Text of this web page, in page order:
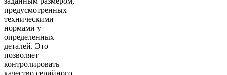
предусмотренных
техническими
нормами у
определенных
деталей. Это
позволяет
контролировать